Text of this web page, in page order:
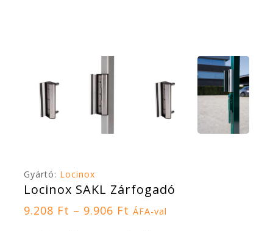
Gyártó: Locinox
Locinox SAKL Zárfogadó
9.208 Ft – 9.906 Ft ÁFA-val